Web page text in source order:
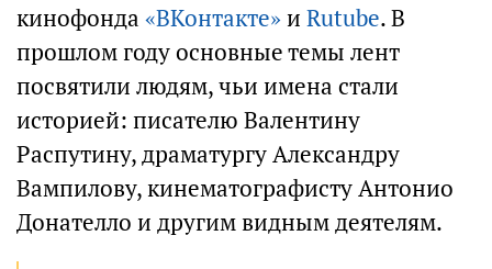
кинофонда «ВКонтакте»и Rutube. В
прошлом году основные темы лент
посвятили людям, чьи имена стали
историей: писателю Валентину
Распутину, драматургу Александру
Вампилову, кинематографисту Антонио
Донателло и другим видным деятелям.